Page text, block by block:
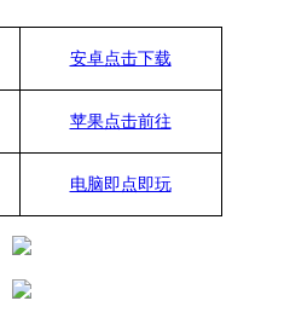
安卓点击下载
苹果点击前往
电脑即点即玩